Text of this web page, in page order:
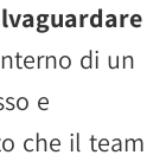
di un
e
che il team